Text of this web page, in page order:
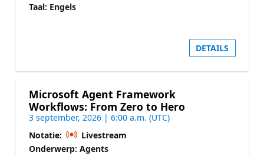
Taal: Engels
DETAILS
Microsoft Agent Framework
Workflows: From Zero to Hero
3 september, 2026 | 6:00 a.m. (UTC)
Notatie:
Livestream
Onderwerp: Agents